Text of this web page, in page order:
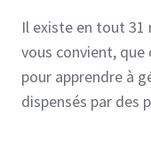
Il existe en tout 31
vous convient,
pour apprendre à
dispensés par des